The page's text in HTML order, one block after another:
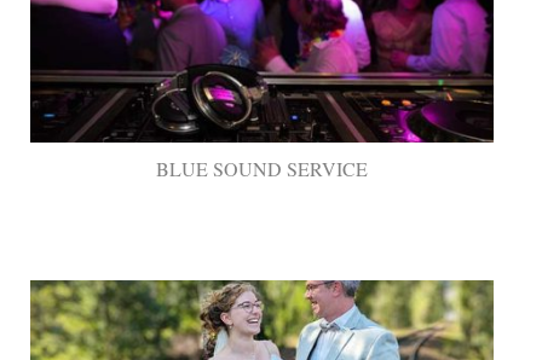
BLUE SOUND SERVICE